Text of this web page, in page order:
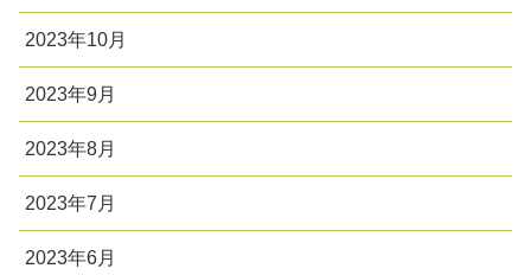
2023年10月
2023年9月
2023年8月
2023年7月
2023年6月